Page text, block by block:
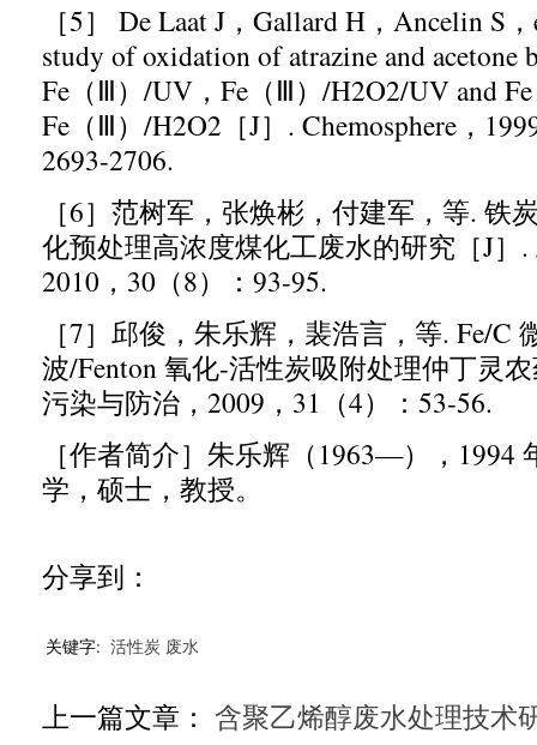
［5］ De Laat J ， Gallard H ， Ancelin S ，
study of oxidation of atrazine and acetone
Fe （Ⅲ） /UV ， Fe （Ⅲ） /H2O2/UV and Fe
Fe （Ⅲ） /H2O2 ［J］ . Chemosphere ，
2693-2706.
［6］ 范树军，张焕彬，付建军，等. 铁
化预处理高浓度煤化工废水的研究［J］ .
2010 ， 30 （8）： 93-95.
［7］ 邱俊，朱乐辉，裴浩言，等. Fe/C
波/Fenton氧化-活性炭吸附处理仲丁灵
污染与防治， 2009 ， 31 （4）： 53-56.
［作者简介］ 朱乐辉（1963—）， 1994
学，硕士，教授。
分享到：
关键字: 活性炭 废水
上一篇文章： 含聚乙烯醇废水处理技术